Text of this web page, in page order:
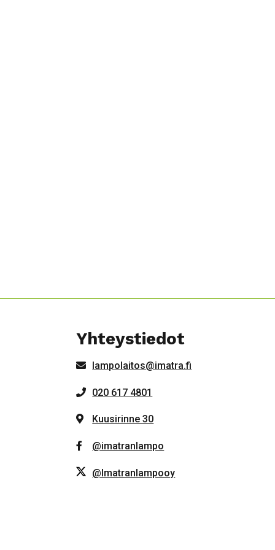
Yhteystiedot
lampolaitos@imatra.fi
020 617 4801
Kuusirinne 30
@imatranlampo
@Imatranlampooy